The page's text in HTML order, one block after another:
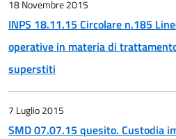
18 Novembre 2015
INPS 18.11.15 Circolare n.185
operative in materia di
superstiti
7 Luglio 2015
SMD 07.07.15 quesito. Custodia